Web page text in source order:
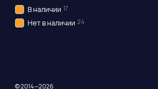
В наличии 17
Нет в наличии 24
© 2014—2026